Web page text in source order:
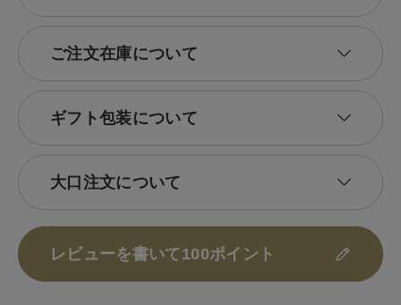
ご注文在庫について
ギフト包装について
大口注文について
レビューを書いて100ポイント